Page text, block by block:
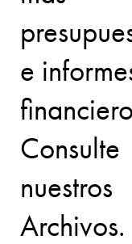
e
Consulte
nuestros
Archivos.